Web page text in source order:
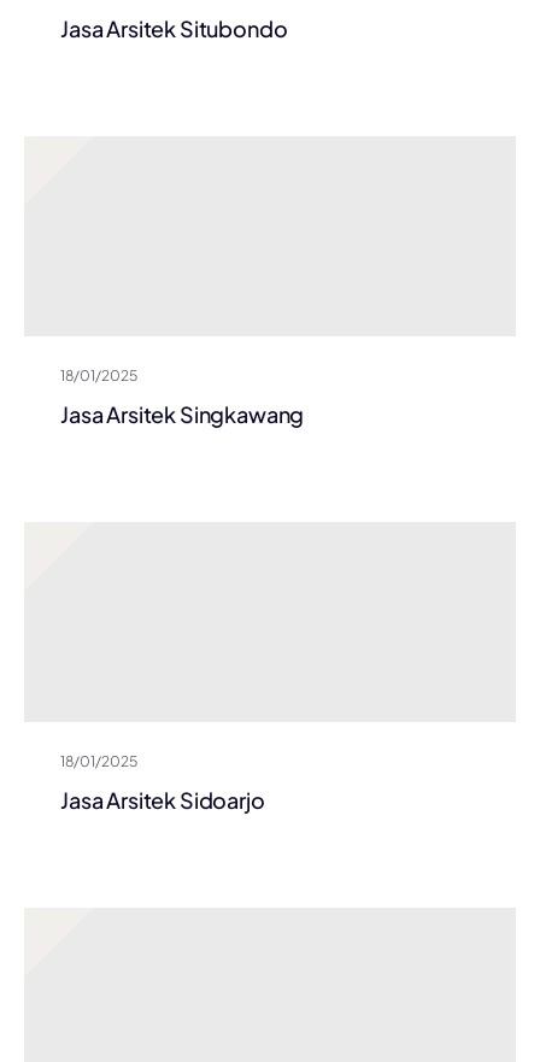
Jasa Arsitek Situbondo
18/01/2025
Jasa Arsitek Singkawang
18/01/2025
Jasa Arsitek Sidoarjo